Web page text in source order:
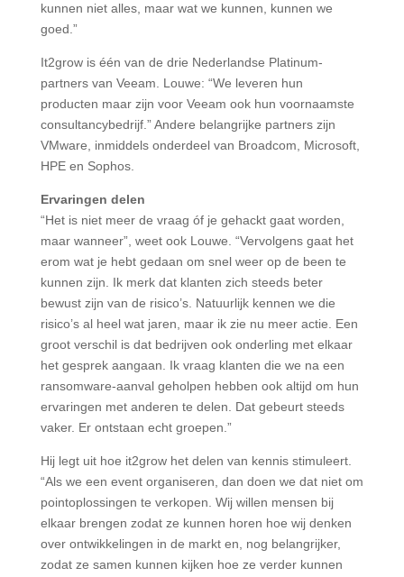
kunnen niet alles, maar wat we kunnen, kunnen we
goed.”
It2grow is één van de drie Nederlandse Platinum-
partners van Veeam. Louwe: “We leveren hun
producten maar zijn voor Veeam ook hun voornaamste
consultancybedrijf.” Andere belangrijke partners zijn
VMware, inmiddels onderdeel van Broadcom, Microsoft,
HPE en Sophos.
Ervaringen delen
“Het is niet meer de vraag óf je gehackt gaat worden,
maar wanneer”, weet ook Louwe. “Vervolgens gaat het
erom wat je hebt gedaan om snel weer op de been te
kunnen zijn. Ik merk dat klanten zich steeds beter
bewust zijn van de risico’s. Natuurlijk kennen we die
risico’s al heel wat jaren, maar ik zie nu meer actie. Een
groot verschil is dat bedrijven ook onderling met elkaar
het gesprek aangaan. Ik vraag klanten die we na een
ransomware-aanval geholpen hebben ook altijd om hun
ervaringen met anderen te delen. Dat gebeurt steeds
vaker. Er ontstaan echt groepen.”
Hij legt uit hoe it2grow het delen van kennis stimuleert.
“Als we een event organiseren, dan doen we dat niet om
pointoplossingen te verkopen. Wij willen mensen bij
elkaar brengen zodat ze kunnen horen hoe wij denken
over ontwikkelingen in de markt en, nog belangrijker,
zodat ze samen kunnen kijken hoe ze verder kunnen